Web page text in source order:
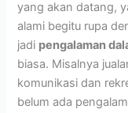
yang akan datang,
alami begitu rupa
jadi pengalaman
biasa. Misalnya
komunikasi dan
belum ada